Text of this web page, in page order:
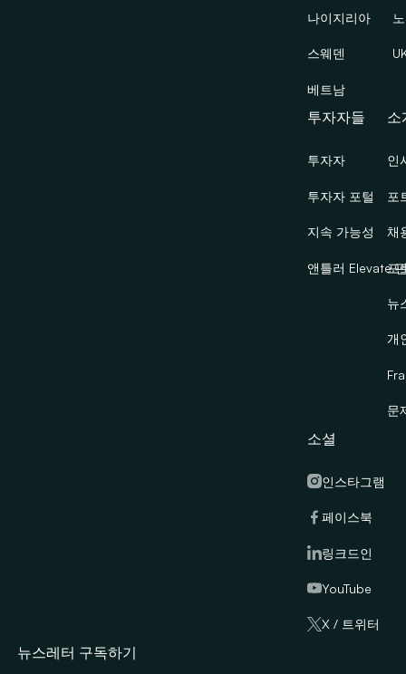
나이지리아
스웨덴
베트남
투자자들
투자자
투자자 포털
지속 가능성
앤틀러 Elevate
소
인
포
채
포
뉴
개
문
소셜
인스타그램
페이스북
링크드인
YouTube
X / 트위터
뉴스레터 구독하기